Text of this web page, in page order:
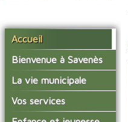
Accueil
Bienvenue à Savenès
Situer Savenès
Savenès en chiffre
L'histoire du village
La vie municipale
Vos élus
Les compte-rendus du
Vos services
La mairie